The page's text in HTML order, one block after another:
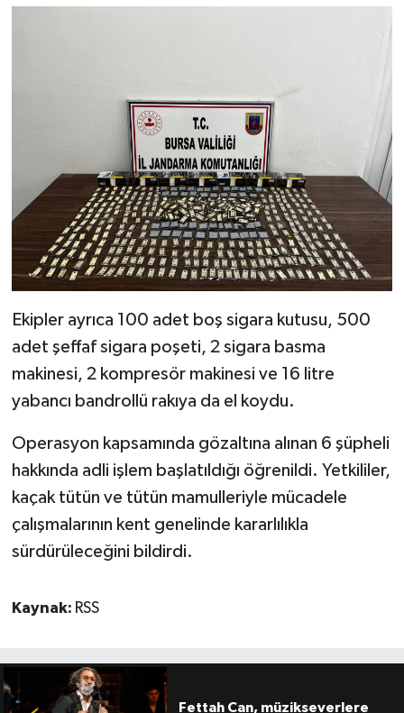
Ekipler ayrıca 100 adet boş sigara kutusu, 500
adet şeffaf sigara poşeti, 2 sigara basma
makinesi, 2 kompresör makinesi ve 16 litre
yabancı bandrollü rakıya da el koydu.
Operasyon kapsamında gözaltına alınan 6 şüpheli
hakkında adli işlem başlatıldığı öğrenildi. Yetkililer,
kaçak tütün ve tütün mamulleriyle mücadele
çalışmalarının kent genelinde kararlılıkla
sürdürüleceğini bildirdi.
Kaynak: RSS
Fettah Can, müzikseverlere